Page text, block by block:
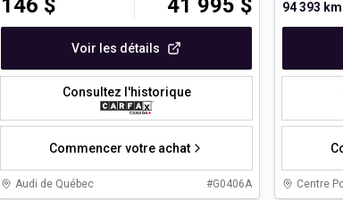
146 $ 41 995 $
Voir les détails
Consultez l'historique
Commencer votre achat
Audi de Québec #G0406A
94 393 km
Centre